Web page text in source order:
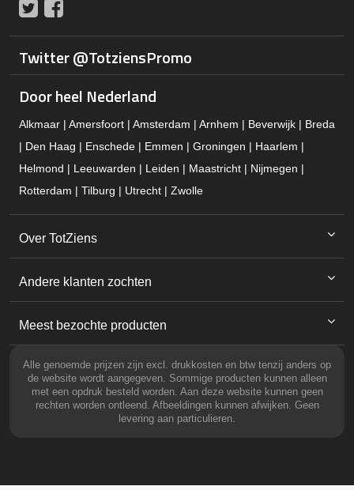
Twitter
Twitter @TotziensPromo
Door heel Nederland
Alkmaar | Amersfoort | Amsterdam | Arnhem | Beverwijk | Breda
| Den Haag | Enschede | Emmen | Groningen | Haarlem |
Helmond | Leeuwarden | Leiden | Maastricht | Nijmegen |
Rotterdam | Tilburg | Utrecht | Zwolle
Over TotZiens
Andere klanten zochten
Meest bezochte producten
Alle genoemde prijzen zijn excl. drukkosten en btw tenzij anders op
de website wordt aangegeven. Sommige producten kunnen alleen
met een opdruk besteld worden. Aan deze website kunnen geen
rechten worden ontleend. Afbeeldingen kunnen afwijken. Geen
levering aan particulieren.